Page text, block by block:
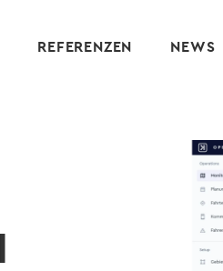
REFERENZEN NEWS